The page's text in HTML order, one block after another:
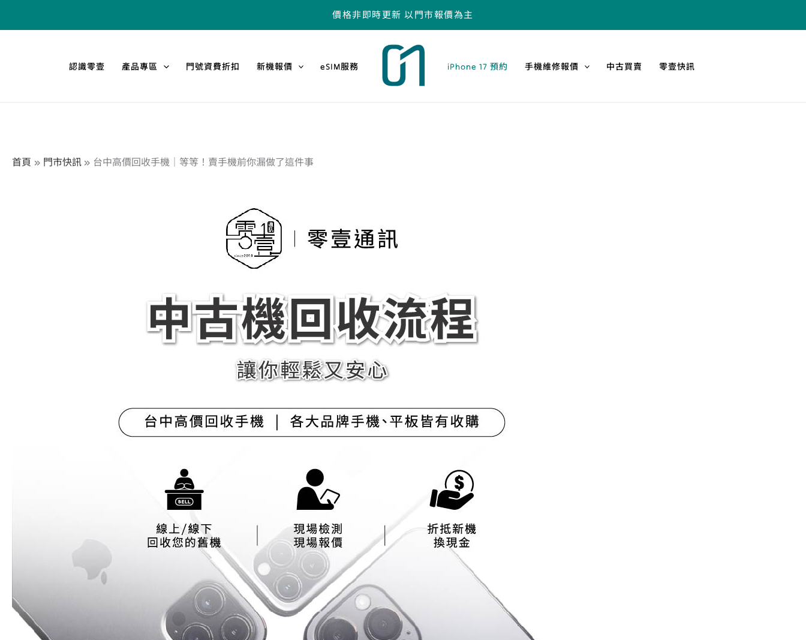
價格非即時更新 以門市報價為主
認識零壹 產品專區 門號資費折扣 新機報價 eSIM服務 iPhone 17 預約 手機維修報價 中古買賣 零壹快訊
首頁 門市快訊 台中高價回收手機｜等等！賣手機前你漏做了這件事